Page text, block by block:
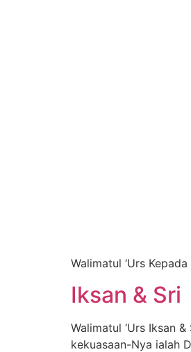
Walimatul ‘Urs
Iksan & Sri
Walimatul ‘Urs Iksan
kekuasaan-Nya ialah